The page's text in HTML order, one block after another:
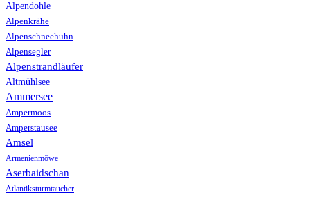
Alpendohle
Alpenkrähe
Alpenschneehuhn
Alpensegler
Alpenstrandläufer
Altmühlsee
Ammersee
Ampermoos
Amperstausee
Amsel
Armenienmöwe
Aserbaidschan
Atlantiksturmtaucher